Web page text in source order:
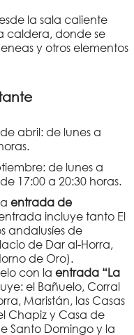
la sala caliente
caldera, donde se
y otros elementos
abril: de lunes a
de lunes a
17:00 a 20:30 horas.
entrada de
incluye tanto El
andalusíes de
de Dar al-Horra,
de Oro).
con la entrada “La
el Bañuelo, Corral
Maristán, las Casas
Chapiz y Casa de
Santo Domingo y la